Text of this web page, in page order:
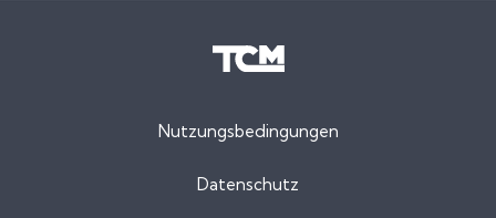
Nutzungsbedingungen
Datenschutz